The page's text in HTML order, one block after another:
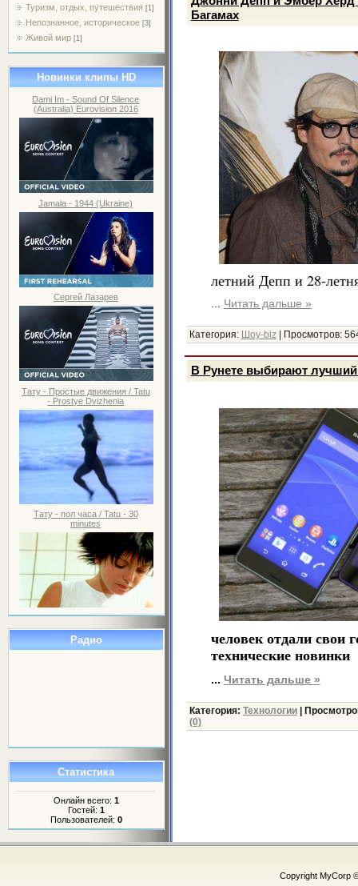
Туризм, отдых, путешествия [1]
Непознанное, историческое [3]
Живой мир [1]
Новинки клипы HD
Dami Im - Sound Of Silence
(Australia) Eurovision 2016
Jamala - 1944 (Ukraine)
Сергей Лазарев
Тату - Простые движения / Tatu
- Prostye Dvizhenia
Тату - пол часа / Tatu - 30
minutes
Радио
Статистика
Онлайн всего: 1
Гостей: 1
Пользователей: 0
Багамах
летний Депп и 28-
Читать дальше »
Категория: Шоу-biz| Просмотров:
В Рунете выбирают лучший
человек отдали свои
технические новинки
... Читать дальше »
Категория: Технологии|
(0)
Copyright MyCorp